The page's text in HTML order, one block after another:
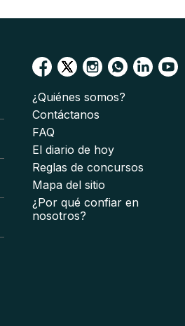
¿Quiénes somos?
Contáctanos
FAQ
El diario de hoy
Reglas de concursos
Mapa del sitio
¿Por qué confiar en
nosotros?